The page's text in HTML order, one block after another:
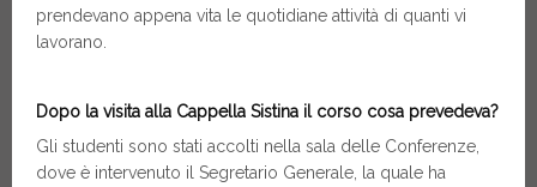
prendevano appena vita le quotidiane attività di quanti vi
lavorano.
Dopo la visita alla Cappella Sistina il corso cosa prevedeva?
Gli studenti sono stati accolti nella sala delle Conferenze,
dove è intervenuto il Segretario Generale, la quale ha